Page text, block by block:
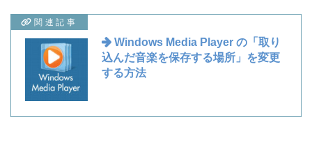
関連記事
Windows Media Player の「取り
込んだ音楽を保存する場所」を変更
する方法